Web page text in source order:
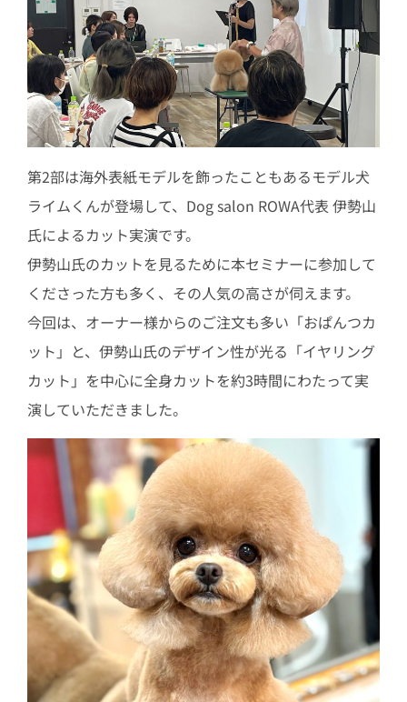
第2部は海外表紙モデルを飾ったこともあるモデル犬
ライムくんが登場して、Dog salon ROWA代表 伊勢山
氏によるカット実演です。
伊勢山氏のカットを見るために本セミナーに参加して
くださった方も多く、その人気の高さが伺えます。
今回は、オーナー様からのご注文も多い「おぱんつカ
ット」と、伊勢山氏のデザイン性が光る「イヤリング
カット」を中心に全身カットを約3時間にわたって実
演していただきました。